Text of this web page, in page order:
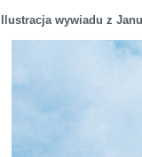
Ilustracja wywiadu z